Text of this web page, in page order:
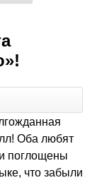
Оба любят
поглощены
что забыли